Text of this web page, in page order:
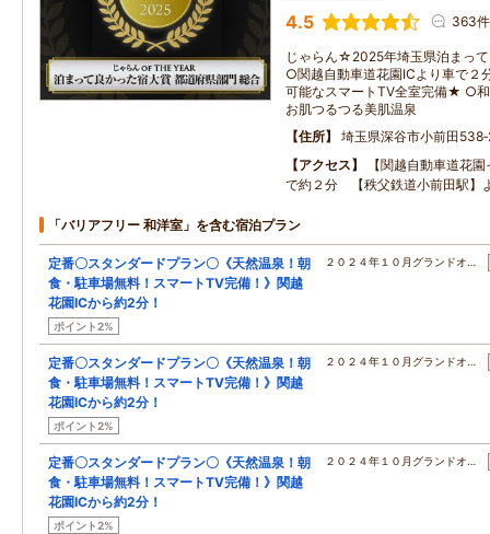
4.5 363件
じゃらん☆2025年埼玉県泊まっ
○関越自動車道花園ICより車で２
可能なスマートTV全室完備★ ○
お肌つるつる美肌温泉
住所
埼玉県深谷市小前田
アクセス
【関越自動車道花
で約２分 【秩父鉄道小前田駅】
「バリアフリー 和洋室」を含む宿泊プラン
定番〇スタンダードプラン〇《天然温泉！朝
食・駐車場無料！スマートTV完備！》関越
花園ICから約2分！
ポイント2%
２０２４年１０月グランドオ…
定番〇スタンダードプラン〇《天然温泉！朝
食・駐車場無料！スマートTV完備！》関越
花園ICから約2分！
ポイント2%
２０２４年１０月グランドオ…
定番〇スタンダードプラン〇《天然温泉！朝
食・駐車場無料！スマートTV完備！》関越
花園ICから約2分！
ポイント2%
２０２４年１０月グランドオ…